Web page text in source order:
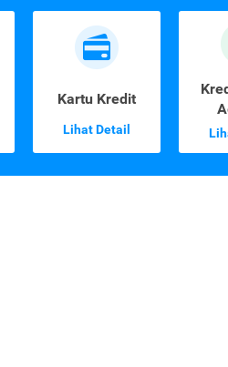
Kartu Kredit
Lihat Detail